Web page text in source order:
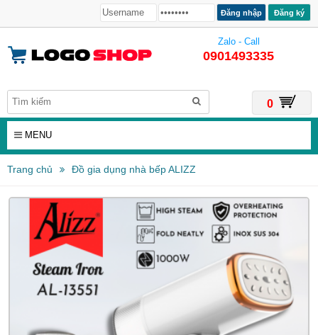
Đăng ký
Zalo - Call
0901493335
0
MENU
Trang chủ Đồ gia dụng nhà bếp ALIZZ